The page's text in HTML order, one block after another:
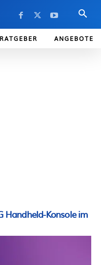
RATGEBER ANGEBOTE
Handheld-Konsole im